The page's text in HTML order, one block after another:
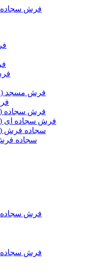
فرش
فرش مسجد
فرش سجاده (500 شانه تراکم 1200)
فرش سجاده ای (700 شانه تراکم 2550)
سجاده فرش (500 شانه تراکم 1000)
سجاده فرش 440 شانه